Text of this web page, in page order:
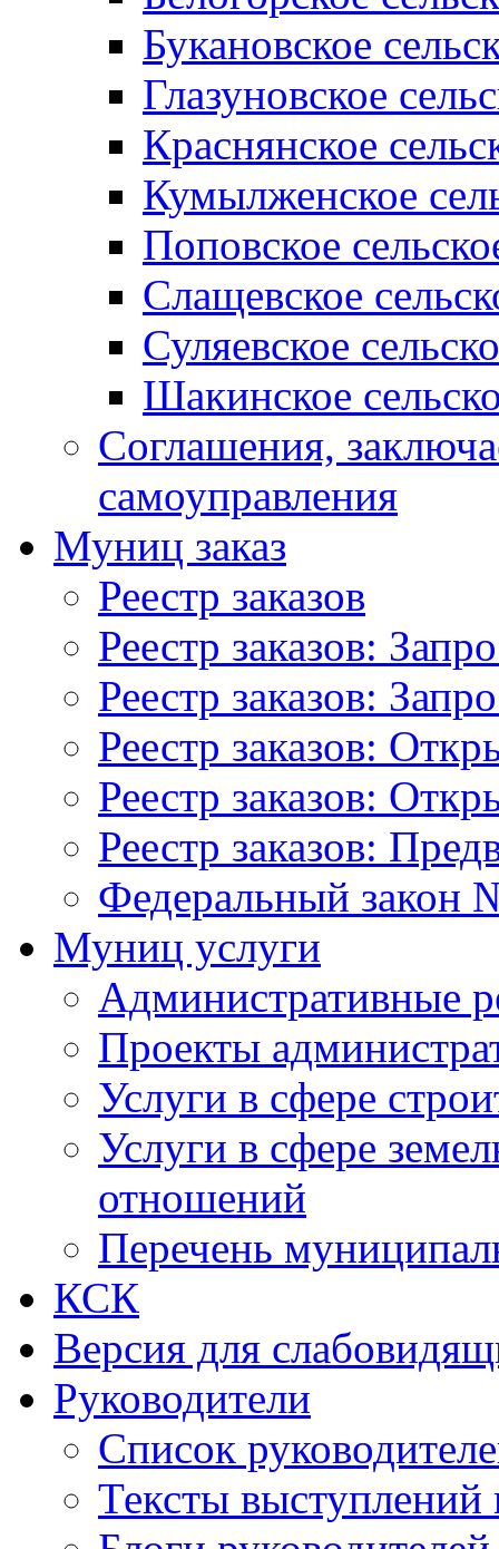
Букановское
Глазуновское
Краснянское
Кумылженское
Поповское
Слащевское
Суляевское
Шакинское
Соглашения,
самоуправления
Муниц заказ
Реестр заказов
Реестр заказов:
Реестр заказов:
Реестр заказов:
Реестр заказов:
Реестр заказов:
Федеральный закон
Муниц услуги
Административные
Проекты
Услуги в сфере
Услуги в сфере
отношений
Перечень
КСК
Версия для
Руководители
Список
Тексты выступлений